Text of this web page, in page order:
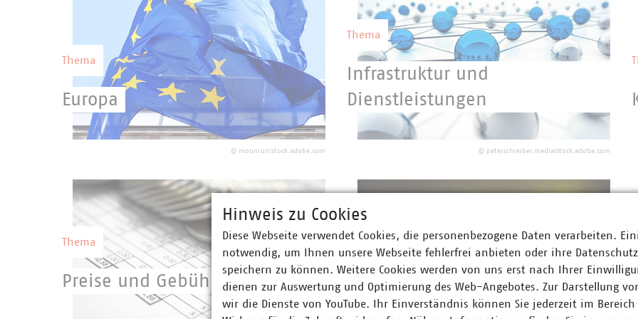
Wettbewerbsfähigkeit Deutschlands.
Thema
Europa
Eine starke kommunale Selbstverwaltung
mit starken kommunalen Unternehmen
erfolgreich um.
© moonrun/stock.adobe.com
Thema
Infrastruktur und
Dienstleistungen
Die kommunalen Unternehmen betreiben
ein riesiges Infrastrukturnetzwerk und
© peterschreiber.media/stock.adobe.com
Thema
Preise und Gebühren
Thema
Recht
Hinweis zu Cookies
Diese Webseite verwendet Cookies, die personenbezogene Daten verarbeiten.
notwendig, um Ihnen unsere Webseite fehlerfrei anbieten oder ihre
speichern zu können. Weitere Cookies werden von uns erst nach Ihrer
dienen zur Auswertung und Optimierung des Web-Angebotes. Zur Darstellung
wir die Dienste von YouTube. Ihr Einverständnis können Sie jederzeit im